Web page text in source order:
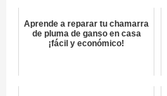
Aprende a reparar tu chamarra
de pluma de ganso en casa
¡fácil y económico!